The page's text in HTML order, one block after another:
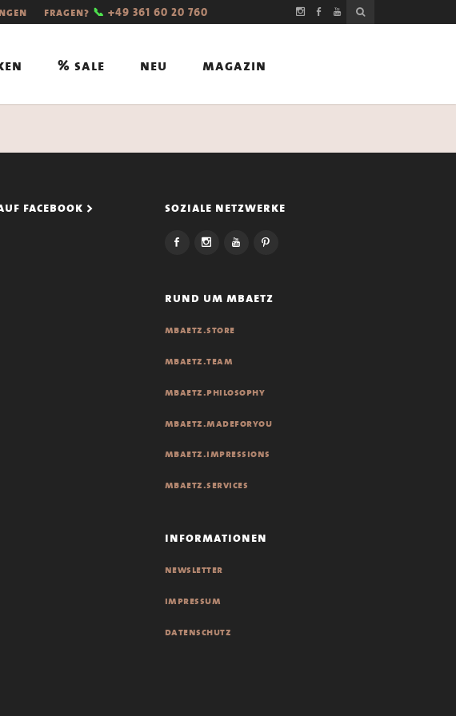
fragen? 📞 +49 361 60 20 760
% sale neu magazin
facebook > soziale netzwerke
rund um mbaetz
mbaetz.store
mbaetz.team
mbaetz.philosophy
mbaetz.madeforyou
mbaetz.impressions
mbaetz.services
informationen
newsletter
impressum
datenschutz